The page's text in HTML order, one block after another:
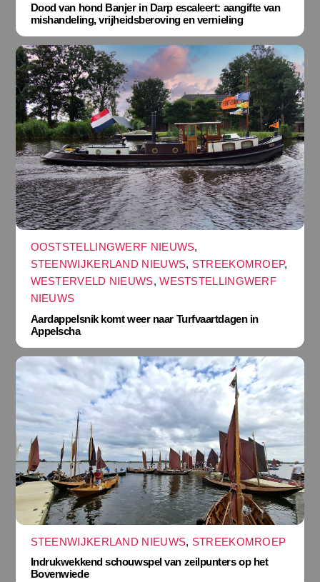
Dood van hond Banjer in Darp escaleert: aangifte van
mishandeling, vrijheidsberoving en vernieling
OOSTSTELLINGWERF NIEUWS,
STEENWIJKERLAND NIEUWS, STREEKOMROEP,
WESTERVELD NIEUWS,WESTSTELLINGWERF
NIEUWS
Aardappelsnik komt weer naar Turfvaartdagen in
Appelscha
STEENWIJKERLAND NIEUWS, STREEKOMROEP
Indrukwekkend schouwspel van zeilpunters op het
Bovenwiede